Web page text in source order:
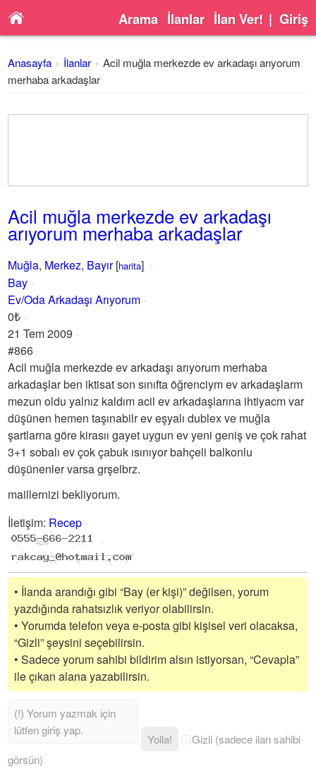
Arama İlanlar İlan Ver! | Giriş
Anasayfa İlanlar
Acil muğla merkezde ev arkadaşı arıyorum
merhaba arkadaşlar
Acil muğla merkezde ev arkadaşı
arıyorum merhaba arkadaşlar
Muğla, Merkez, Bayır[harita]
Bay
Ev/Oda Arkadaşı Arıyorum
0₺
21 Tem 2009
#866
Acil muğla merkezde ev arkadaşı arıyorum merhaba
arkadaşlar ben iktisat son sınıfta öğrenciym ev arkadaşlarm
mezun oldu yalnız kaldım acil ev arkadaşlarına ihtiyacm var
düşünen hemen taşınabilr ev eşyalı dublex ve muğla
şartlarna göre kirasıı gayet uygun ev yeni geniş ve çok rahat
3+1 sobalı ev çok çabuk ısınıyor bahçeli balkonlu
düşünenler varsa grşelbrz.
maillernizi bekliyorum.
İletişim: Recep
• İlanda arandığı gibi “Bay (er kişi)” değilsen, yorum
yazdığında rahatsızlık veriyor olabilirsin.
• Yorumda telefon veya e-posta gibi kişisel veri olacaksa,
“Gizli” şeysini seçebilirsin.
• Sadece yorum sahibi bildirim alsın istiyorsan, “Cevapla”
ile çıkan alana yazabilirsin.
Yolla!
Gizli (sadece ilan sahibi
görsün)